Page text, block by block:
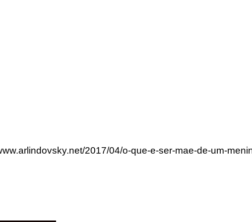
2017/04/o-que-e-ser-mae-de-um-